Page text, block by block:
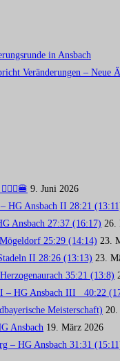
in Ansbach
Veränderungen – Neue
9. Juni 2026
HG Ansbach II 28:21
Ansbach 27:37 (16:17) 26.
25:29 (14:14) 23.
II 28:26 (13:13) 23.
35:21 (13:8)
– HG Ansbach III 40:22
Meisterschaft)
Ansbach 19. März 2026
– HG Ansbach 31:31